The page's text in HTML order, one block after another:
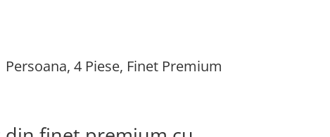
Persoana, 4 Piese, Finet Premium